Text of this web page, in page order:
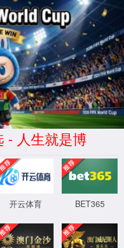
多年传动
中国专业同步带